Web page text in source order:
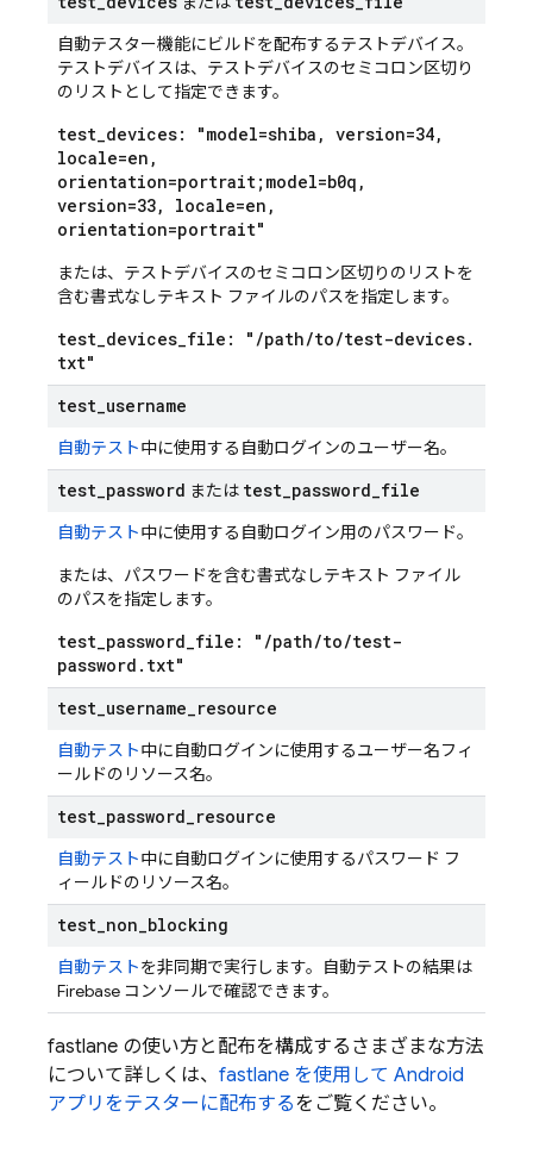
自動テスター機能にビルドを配布するテストデバイス。
テストデバイスは、テストデバイスのセミコロン区切り
のリストとして指定できます。
test_devices: "model=shiba , version=34,
locale=en ,
orientation=portrait;model=b0q ,
version=33, locale=en ,
orientation=portrait"
または、テストデバイスのセミコロン区切りのリストを
含む書式なしテキスト ファイルのパスを指定します。
test_devices_file: " /path/to/test-devices.
txt"
test_username
自動テスト中に使用する自動ログインのユーザー名。
test_password または test_password_file
自動テスト中に使用する自動ログイン用のパスワード。
または、パスワードを含む書式なしテキスト ファイル
のパスを指定します。
test_password_file: " /path/to/test-
password . txt"
test_username_resource
自動テスト中に自動ログインに使用するユーザー名フィ
ールドのリソース名。
test_password_resource
自動テスト中に自動ログインに使用するパスワード フ
ィールドのリソース名。
test_non_blocking
自動テストを非同期で実行します。自動テストの結果は
Firebase コンソールで確認できます。
fastlane の使い方と配布を構成するさまざまな方法
について詳しくは、 fastlane を使用して Android
アプリをテスターに配布するをご覧ください。